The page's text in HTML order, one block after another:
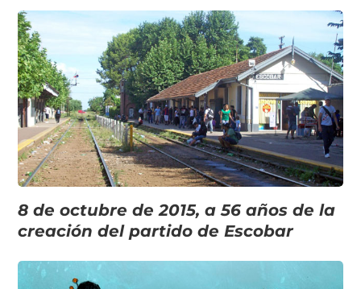
8 de octubre de 2015, a 56 años de la
creación del partido de Escobar